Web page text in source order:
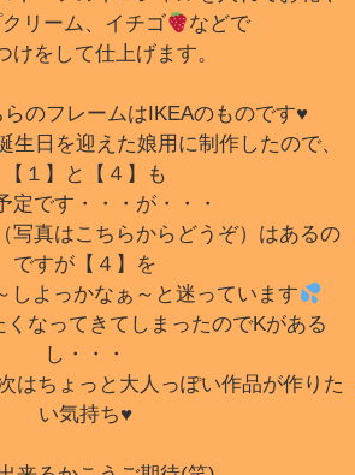
リーム、イチゴ
などで
けをして仕上げます。
のフレームはIKEAのものです♥
生日を迎えた娘用に制作したので、
【１】と【４】も
定です・・・が・・・
写真はこちらからどうぞ） はあるの
ですが【４】を
しよっかなぁ～と迷っています
なってきてしまったのでKがある
し・・・
はちょっと大人っぽい作品が作りた
い気持ち♥